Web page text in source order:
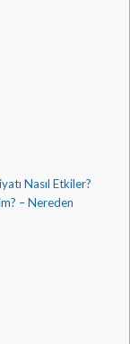
Nasıl Etkiler?
– Nereden